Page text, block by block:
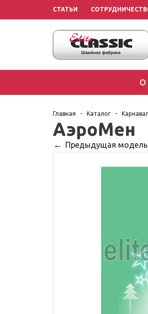
СТАТЬИ
О
Главная - Каталог -
АэроМен
Предыдущая модель